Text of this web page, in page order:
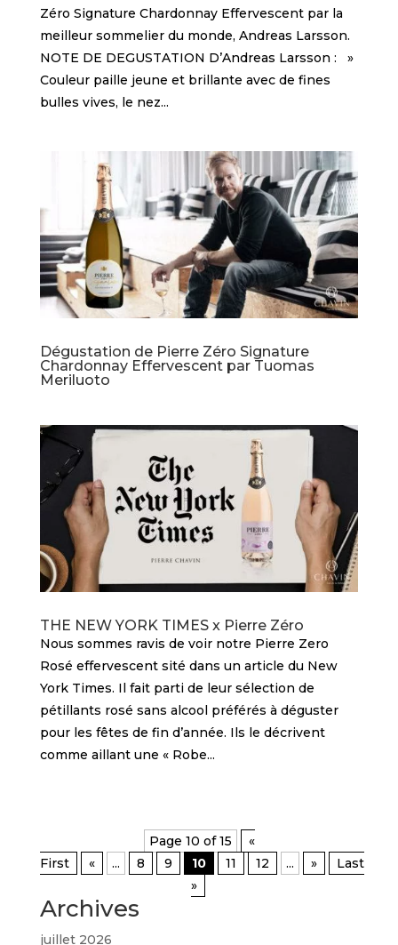
Zéro Signature Chardonnay Effervescent par la
meilleur sommelier du monde, Andreas Larsson.
NOTE DE DEGUSTATION D’Andreas Larsson : »
Couleur paille jeune et brillante avec de fines
bulles vives, le nez...
Dégustation de Pierre Zéro Signature
Chardonnay Effervescent par Tuomas
Meriluoto
THE NEW YORK TIMES x Pierre Zéro
Nous sommes ravis de voir notre Pierre Zero
Rosé effervescent sité dans un article du New
York Times. Il fait parti de leur sélection de
pétillants rosé sans alcool préférés à déguster
pour les fêtes de fin d’année. Ils le décrivent
comme aillant une « Robe...
Page 10 of 15
«
First
« ... 8 9 10 11 12 ... »
Last
»
Archives
juillet 2026